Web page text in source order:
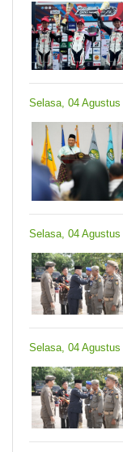
Selasa, 04 Agustus
Selasa, 04 Agustus
Selasa, 04 Agustus